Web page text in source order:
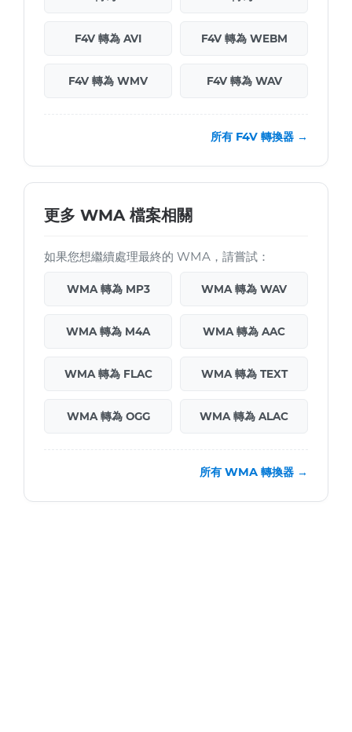
F4V 轉為 AVI F4V 轉為 WEBM
F4V 轉為 WMV F4V 轉為 WAV
所有 F4V 轉換器 →
更多 WMA 檔案相關
如果您想繼續處理最終的 WMA，請嘗試：
WMA 轉為 MP3 WMA 轉為 WAV
WMA 轉為 M4A WMA 轉為 AAC
WMA 轉為 FLAC WMA 轉為 TEXT
WMA 轉為 OGG WMA 轉為 ALAC
所有 WMA 轉換器 →